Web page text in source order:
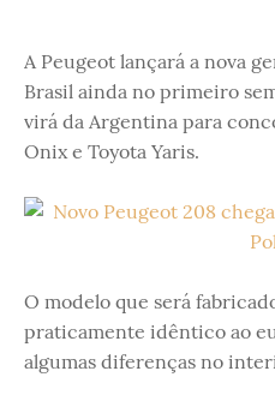
A Peugeot lançará a nova
Brasil ainda no primeiro
virá da Argentina para
Onix e Toyota Yaris.
O modelo que será
praticamente idêntico ao
algumas diferenças no